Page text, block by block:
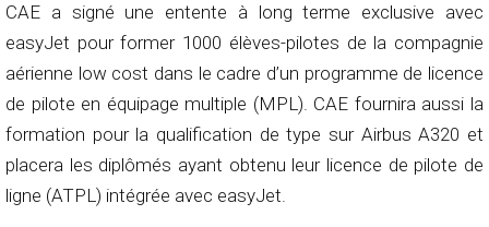
CAE a signé une entente à long terme exclusive avec
easyJet pour former 1000 élèves-pilotes de la compagnie
aérienne low cost dans le cadre d’un programme de licence
de pilote en équipage multiple (MPL). CAE fournira aussi la
formation pour la qualification de type sur Airbus A320 et
placera les diplômés ayant obtenu leur licence de pilote de
ligne (ATPL) intégrée avec easyJet.